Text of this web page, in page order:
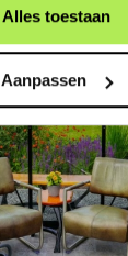
Alles toestaan
Aanpassen